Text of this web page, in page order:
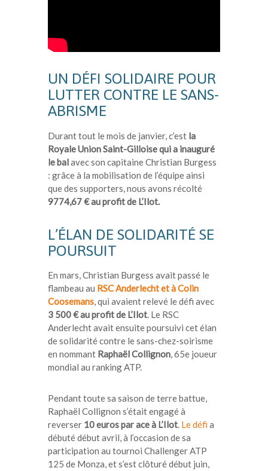
UN DÉFI SOLIDAIRE POUR
LUTTER CONTRE LE SANS-
ABRISME
Durant tout le mois de janvier, c’est la
Royale Union Saint-Gilloise qui a inauguré
le balavec son capitaine Christian Burgess
: grâce à la mobilisation de l’équipe ainsi
que des supporters, nous avons récolté
9774,67 € au profit de L’Ilot.
L’ÉLAN DE SOLIDARITÉ SE
POURSUIT
En mars, Christian Burgess avait passé le
flambeau au RSC Anderlecht et à Colin
Coosemans, qui avaient relevé le défi avec
3 500 € au profit de L’Ilot. Le RSC
Anderlecht avait ensuite poursuivi cet élan
de solidarité contre le sans-chez-soirisme
en nommant Raphaël Collignon, 65e joueur
mondial au ranking ATP.
Pendant toute sa saison de terre battue,
Raphaël Collignon s’était engagé à
reverser 10 euros par ace à L’Ilot. Le défi a
débuté début avril, à l’occasion de sa
participation au tournoi Challenger ATP
125 de Monza, et s’est clôturé début juin,